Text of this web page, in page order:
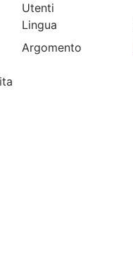
Utenti
Lingua
Argomento